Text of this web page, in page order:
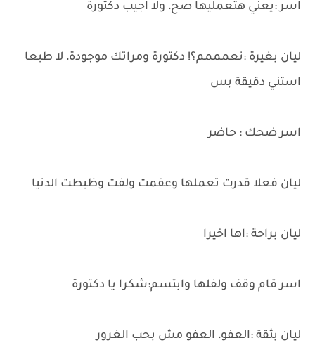
اسر :يعني هتعمليها صح، ولا اجيب دكتورة
ليان بغيرة :نعمممم؟! دكتورة ومراتك موجودة، لا طبعا
استني دقيقة بس
اسر ضحك : حاضر
ليان فعلا قدرت تعملها وعقمت ولفت وظبطت الدنيا
ليان براحة :اها اخيرا
اسر قام وقف ولفلها وابتسم:شكرا يا دكتورة
ليان بثقة :العفو، العفو مش بحب الغرور